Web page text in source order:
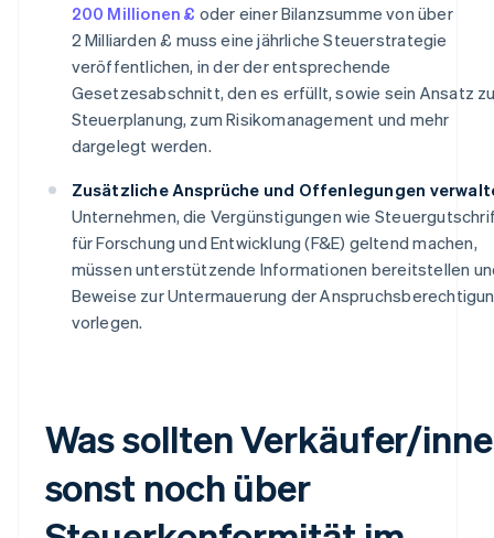
200 Millionen £ oder einer Bilanzsumme von über
2 Milliarden £ muss eine jährliche Steuerstrategie
veröffentlichen, in der der entsprechende
Gesetzesabschnitt, den es erfüllt, sowie sein Ansatz
Steuerplanung, zum Risikomanagement und mehr
dargelegt werden.
Zusätzliche Ansprüche und Offenlegungen
Unternehmen, die Vergünstigungen wie
für Forschung und Entwicklung (F&E) geltend machen,
müssen unterstützende Informationen bereitstellen
Beweise zur Untermauerung der
vorlegen.
Was sollten Verkäufer/
sonst noch über